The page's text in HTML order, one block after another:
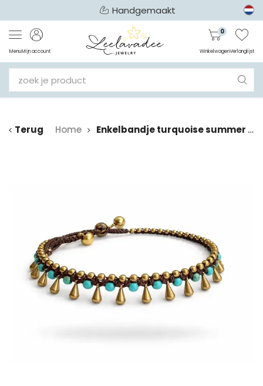
Handgemaakt
MenuMijn account
0
WinkelwagenVerlanglijst
Terug Home Enkelbandje turquoise summer drop